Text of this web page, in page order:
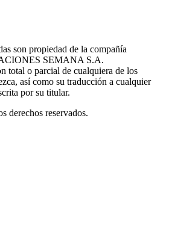
son propiedad de la compañía
SEMANA S.A.
total o parcial de cualquiera de los
así como su traducción a cualquier
por su titular.
derechos reservados.